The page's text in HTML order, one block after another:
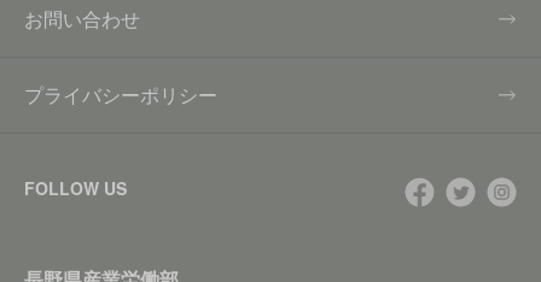
お問い合わせ
プライバシーポリシー
FOLLOW US